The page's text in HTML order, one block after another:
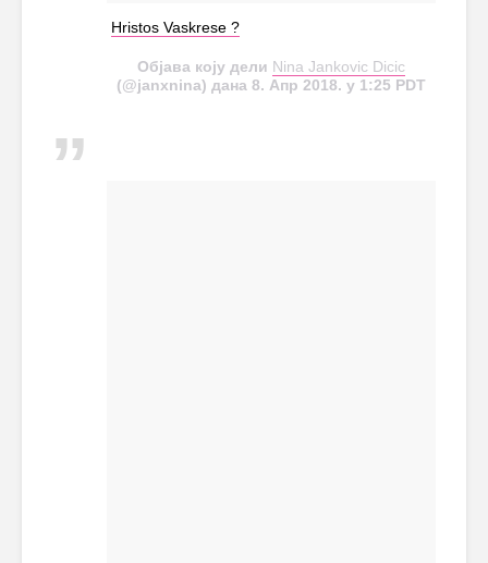
Hristos Vaskrese ?
Објава коју дели Nina Jankovic Dicic
(@janxnina) дана 8. Апр 2018. у 1:25 PDT